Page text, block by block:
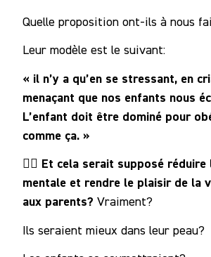
Quelle proposition ont-ils à nous
Leur modèle est le suivant:
« il n’y a qu’en se stressant, en
menaçant que nos enfants nous
L’enfant doit être dominé pour
comme ça. »
🤷‍♀️ Et cela serait supposé réduire
mentale et rendre le plaisir de la
aux parents? Vraiment?
Ils seraient mieux dans leur peau?